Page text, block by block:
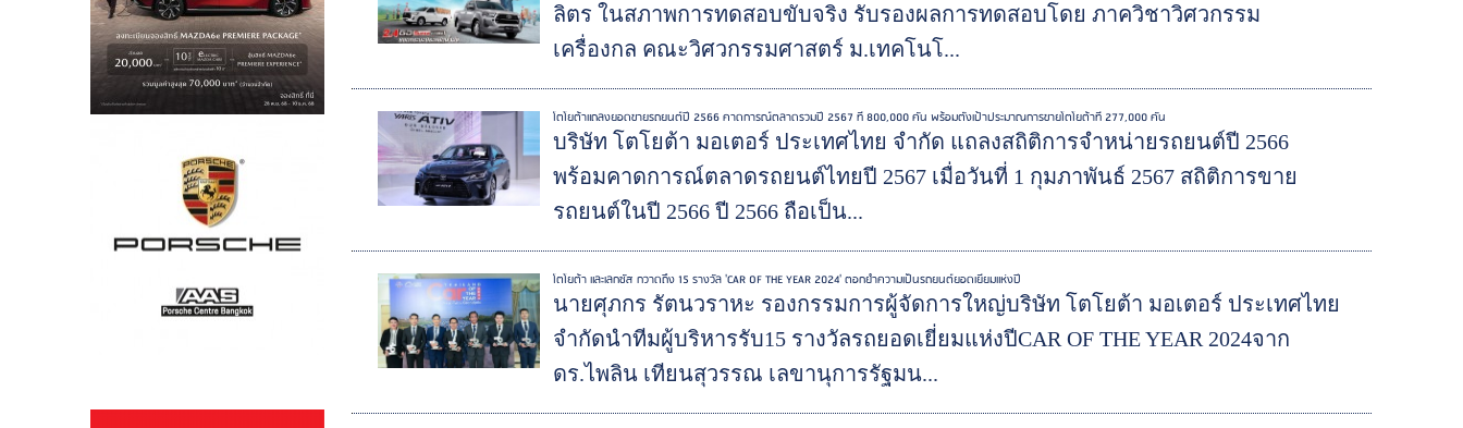
ลิตร ในสภาพการทดสอบขับจริง รับรองผลการทดสอบโดย ภาควิชาวิศวกรรม
เครื่องกล คณะวิศวกรรมศาสตร์ ม.เทคโนโ...
โตโยต้าแถลงยอดขายรถยนต์ปี 2566 คาดการณ์ตลาดรวมปี 2567 ที่ 800,000 คัน พร้อมตั้งเป้าประมาณการขายโตโยต้าที่ 277,000 คัน
บริษัท โตโยต้า มอเตอร์ ประเทศไทย จำกัด แถลงสถิติการจำหน่ายรถยนต์ปี 2566
พร้อมคาดการณ์ตลาดรถยนต์ไทยปี 2567 เมื่อวันที่ 1 กุมภาพันธ์ 2567 สถิติการขาย
รถยนต์ในปี 2566 ปี 2566 ถือเป็น...
โตโยต้า และเลกซัส กวาดถึง 15 รางวัล 'CAR OF THE YEAR 2024' ตอกย้ำความเป็นรถยนต์ยอดเยี่ยมแห่งปี
นายศุภกร รัตนวราหะ รองกรรมการผู้จัดการใหญ่บริษัท โตโยต้า มอเตอร์ ประเทศไทย
จำกัดนำทีมผู้บริหารรับ15 รางวัลรถยอดเยี่ยมแห่งปีCAR OF THE YEAR 2024จาก
ดร.ไพลิน เทียนสุวรรณ เลขานุการรัฐมน...